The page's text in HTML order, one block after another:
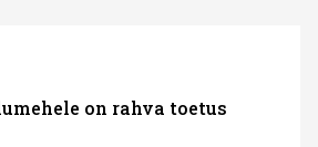
on rahva toetus